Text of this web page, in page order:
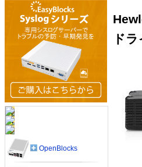
ド
OpenBlocks